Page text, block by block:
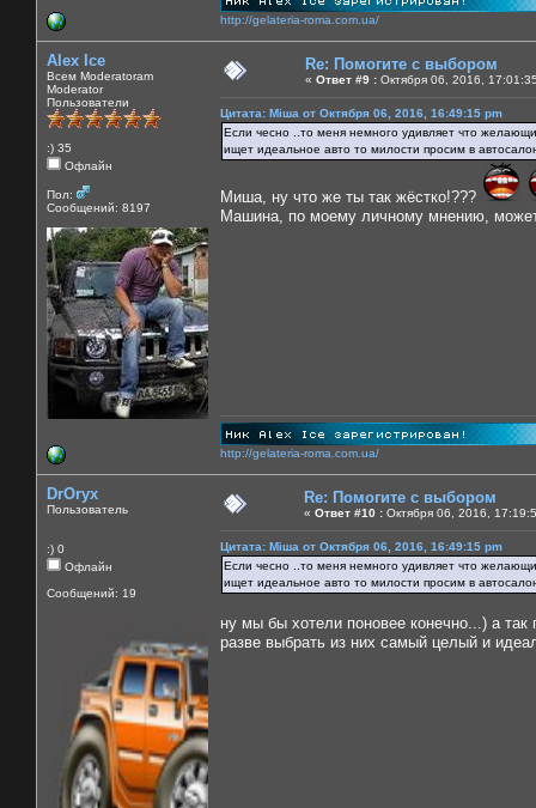
http://gelateria-roma.com.ua/
Alex Ice
Всем Moderatoram
Moderator
Пользователи
:) 35
Офлайн
Пол:
Сообщений: 8197
Re: Помогите с выбором
« Ответ #9 : Октября 06, 2016,
Цитата: Міша от Октября 06, 2016, 16:49:15 pm
Если чесно ..то меня немного удивляет что
ищет идеальное авто то милости просим в
Миша, ну что же ты так жёстко!???
Машина, по моему личному мнению, может
http://gelateria-roma.com.ua/
DrOryx
Пользователь
:) 0
Офлайн
Сообщений: 19
Re: Помогите с выбором
« Ответ #10 : Октября 06, 2016,
Цитата: Міша от Октября 06, 2016, 16:49:15 pm
Если чесно ..то меня немного удивляет что
ищет идеальное авто то милости просим в
ну мы бы хотели поновее конечно...) а так
разве выбрать из них самый целый и